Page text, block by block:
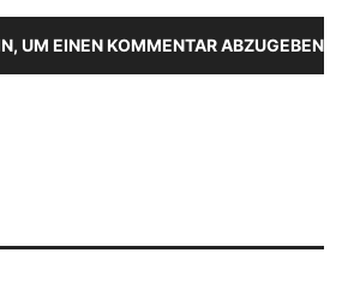
UM EINEN KOMMENTAR ABZUGEBEN